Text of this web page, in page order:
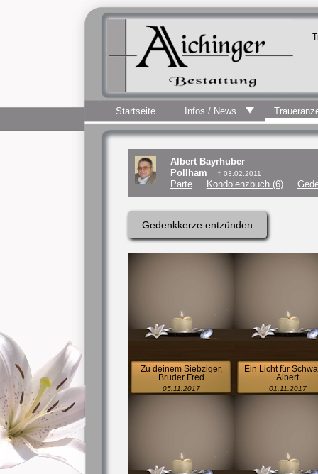
Startseite Infos / News
Albert Bayrhuber
Pollham
† 03.02.2011
Parte Kondolenzbuch (6)
Gedenkkerze entzünden
Zu deinem Siebziger,
Bruder Fred
05.11.2017
Ein Licht für
Albert
01.11.2017